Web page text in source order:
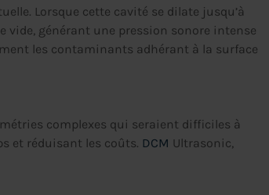
Lorsque cette cavité se dilate jusqu’à
vide, générant une pression sonore intense
les contaminants adhérant à la surface
complexes qui seraient difficiles à
et réduisant les coûts. DCM Ultrasonic,